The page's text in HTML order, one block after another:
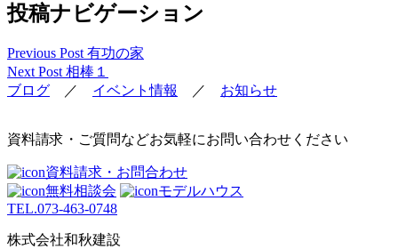
投稿ナビゲーション
Previous Post有功の家
Next Post相棒１
ブログ ／ イベント情報 ／ お知らせ
資料請求・ご質問などお気軽にお問い合わせください
資料請求・お問合わせ
無料相談会
モデルハウス
TEL.073-463-0748
株式会社和秋建設